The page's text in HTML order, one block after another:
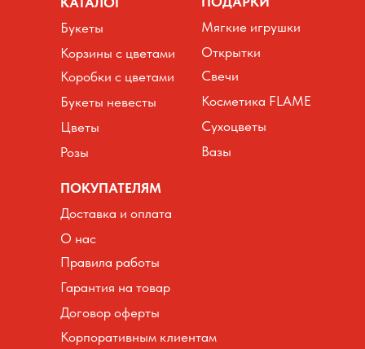
ПОКУПАТЕЛЯМ
Букеты
Корзины с цветами
Коробки с цветами
Цветы
Розы
Букеты невесты
Мягкие игрушки
Открытки
Свечи
Сухоцветы
Вазы
Косметика FLAME
Доставка и оплата
О нас
Правила работы
Договор оферты
Гарантия на товар
Корпоративным клиентам